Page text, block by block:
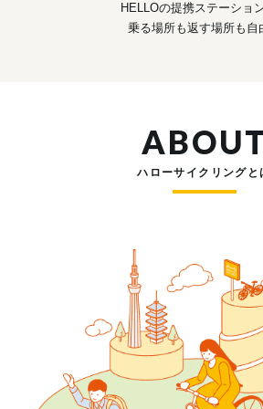
HELLOの提携ステーショ
乗る場所も返す場所も自
ABOUT
ハローサイクリングと